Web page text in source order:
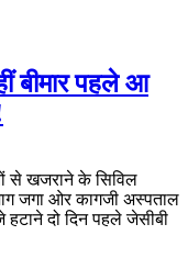
बीमार पहले आ
से खजराने के सिविल
जगा ओर कागजी अस्पताल
दो दिन पहले जेसीबी